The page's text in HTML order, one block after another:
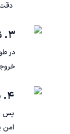
۳. نظارت بر پروژه
در
۴. پرداخت امن
پس
امن